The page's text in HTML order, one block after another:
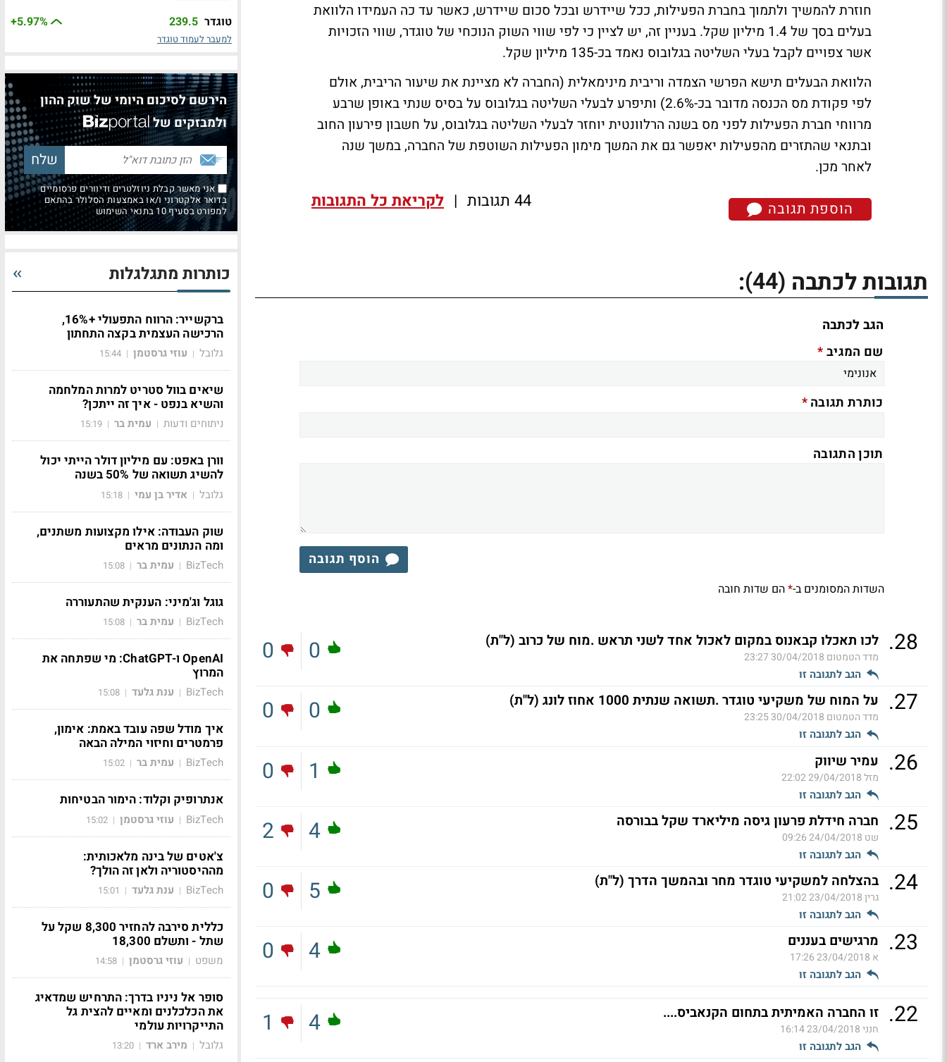
חוזרת להמשיך ולתמוך בחברת הפעילות, ככל שיידרש ובכל סכום שיידרש, כאשר עד כה העמידו הלוואת
בעלים בסך של 1.4 מיליון שקל. בעניין זה, יש לציין כי לפי שווי השוק הנוכחי של טוגדר, שווי הזכויות
אשר צפויים לקבל בעלי השליטה בגלובוס נאמד בכ-135 מיליון שקל.
הלוואת הבעלים תישא הפרשי הצמדה וריבית מינימאלית (החברה לא מציינת את שיעור הריבית, אולם
לפי פקודת מס הכנסה מדובר בכ-2.6%) ותיפרע לבעלי השליטה בגלובוס על בסיס שנתי באופן שרבע
מרווחי חברת הפעילות לפני מס בשנה הרלוונטית יוחזר לבעלי השליטה בגלובוס, על חשבון פירעון החוב
ובתנאי שהתזרים מהפעילות יאפשר גם את המשך מימון הפעילות השוטפת של החברה, במשך שנה
לאחר מכן.
הוספת תגובה 44 תגובות | לקריאת כל התגובות
תגובות לכתבה (44)
:
הגב לכתבה
שם המגיב*
כותרת תגובה*
תוכן התגובה
הוסף תגובה
השדות המסומנים ב-*הם שדות חובה
28
. לכו תאכלו קבאנוס במקום לאכול אחד לשני תראש .מוח של כרוב (ל"ת)
מדד הטמטום 30/04/2018 23:27
הגב לתגובה זו
0
0
27
. על המוח של משקיעי טוגדר .תשואה שנתית 1000 אחוז לונג (ל"ת)
מדד הטמטום 30/04/2018 23:25
הגב לתגובה זו
0
0
26
. עמיר שיווק
מזל29/04/2018 22:02
הגב לתגובה זו
1
0
25
. חברה חידלת פרעון גיסה מיליארד שקל בבורסה
שט 24/04/2018 09:26
הגב לתגובה זו
4
2
24
. בהצלחה למשקיעי טוגדר מחר ובהמשך הדרך (ל"ת)
גרין23/04/2018 21:02
הגב לתגובה זו
5
0
23
. מרגישים בעננים
א 23/04/2018 17:26
הגב לתגובה זו
4
0
22
. זו החברה האמיתית בתחום הקנאביס....
חנני23/04/2018 16:14
הגב לתגובה זו
4
1
טוגדר 239.5
+5.97%
למעבר לעמוד טוגדר
הירשם לסיכום היומי של שוק ההון
ולמבזקים של
אני מאשר קבלת ניוזלטרים ודיוורים פרסומיים
בדואר אלקטרוני ו/או באמצעות הסלולר בהתאם
למפורט בסעיף 10 בתנאי השימוש
כותרות מתגלגלות
ברקשייר: הרווח התפעולי +16%,
הרכישה העצמית בקצה התחתון
גלובל | עוזי גרסטמן |
15:44
שיאים בוול סטריט למרות המלחמה
והשיא בנפט - איך זה ייתכן?
ניתוחים ודעות | עמית בר |
15:19
וורן באפט: עם מיליון דולר הייתי יכול
להשיג תשואה של 50% בשנה
גלובל | אדיר בן עמי |
15:18
שוק העבודה: אילו מקצועות משתנים,
ומה הנתונים מראים
BizTech
| עמית בר |
15:08
גוגל וג'מיני: הענקית שהתעוררה
BizTech
| עמית בר |
15:08
OpenAI ו-ChatGPT: מי שפתחה את
המרוץ
BizTech
| ענת גלעד |
15:08
איך מודל שפה עובד באמת: אימון,
פרמטרים וחיזוי המילה הבאה
BizTech
| עמית בר |
15:02
אנתרופיק וקלוד: הימור הבטיחות
BizTech
| עוזי גרסטמן |
15:02
צ'אטים של בינה מלאכותית:
מההיסטוריה ולאן זה הולך?
BizTech
| ענת גלעד |
15:01
כללית סירבה להחזיר 8,300 שקל על
שתל - ותשלם 18,300
משפט | עוזי גרסטמן |
14:58
סופר אל ניניו בדרך: התרחיש שמדאיג
את הכלכלנים ומאיים להצית גל
התייקרויות עולמי
גלובל | מירב ארד |
13:20